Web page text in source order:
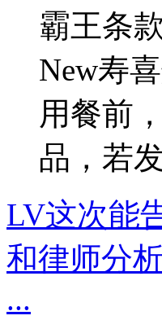
霸王条
New寿
用餐前
品，若
LV这次能
和律师分
...